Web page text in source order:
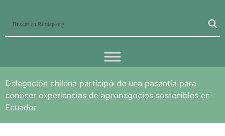
Delegación chilena participó de una pasantía para
conocer experiencias de agronegocios sostenibles en
Ecuador